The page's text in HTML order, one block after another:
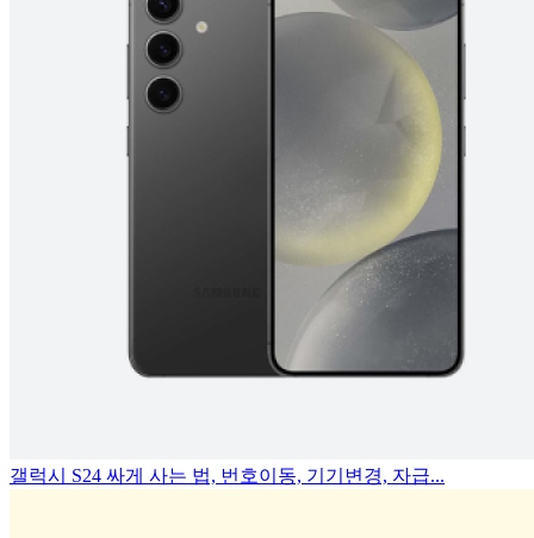
갤럭시 S24 싸게 사는 법, 번호이동, 기기변경, 자급...